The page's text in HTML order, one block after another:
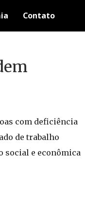
Contato
com deficiência
de trabalho
social e econômica